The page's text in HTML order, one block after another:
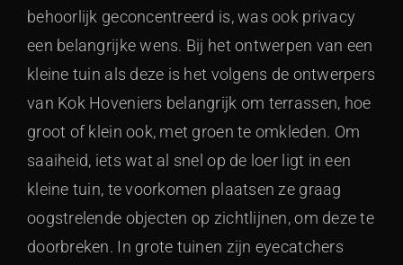
behoorlijk geconcentreerd is, was ook privacy
een belangrijke wens. Bij het ontwerpen van een
kleine tuin als deze is het volgens de ontwerpers
van Kok Hoveniers belangrijk om terrassen, hoe
groot of klein ook, met groen te omkleden. Om
saaiheid, iets wat al snel op de loer ligt in een
kleine tuin, te voorkomen plaatsen ze graag
oogstrelende objecten op zichtlijnen, om deze te
doorbreken. In grote tuinen zijn eyecatchers